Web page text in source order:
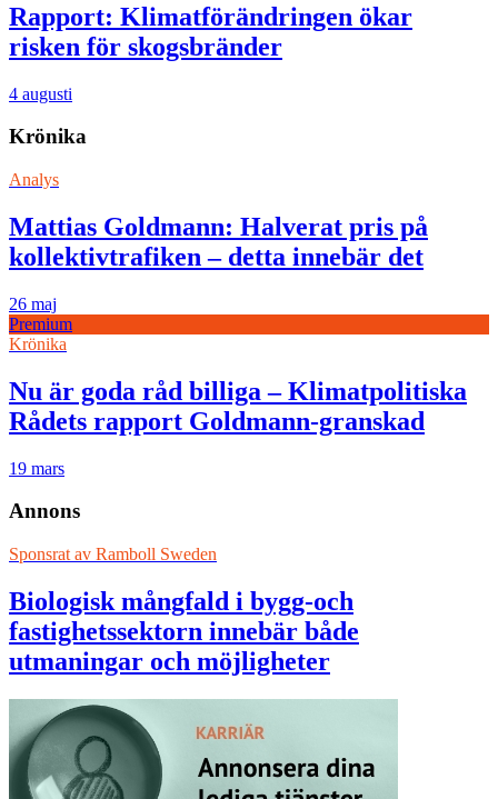
Rapport: Klimatförändringen ökar
risken för skogsbränder
4 augusti
Krönika
Analys
Mattias Goldmann: Halverat pris på
kollektivtrafiken – detta innebär det
26 maj
Premium
Krönika
Nu är goda råd billiga – Klimatpolitiska
Rådets rapport Goldmann-granskad
19 mars
Annons
Sponsrat av Ramboll Sweden
Biologisk mångfald i bygg-och
fastighetssektorn innebär både
utmaningar och möjligheter